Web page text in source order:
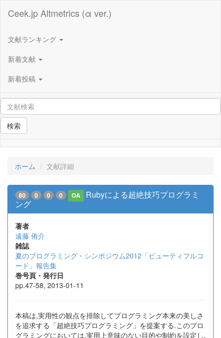
Ceek.jp Altmetrics (α ver.)
文献ランキング
新着文献
新着投稿
検索
ホーム 文献詳細
80 0 0 0 OA
Rubyによる超絶技巧プログラミ
ング
著者
遠藤 侑介
雑誌
夏のプログラミング・シンポジウム2012「ビューティフルコ
ード」報告集
巻号頁・発行日
pp.47-58, 2013-01-11
本稿は,実用性の観点を排除してプログラミング本来の美しさ
を追求する「超絶技巧プログラミング」を提案する.このプロ
グラミングにおいては,実用上意味のない目的や制約を設定し,